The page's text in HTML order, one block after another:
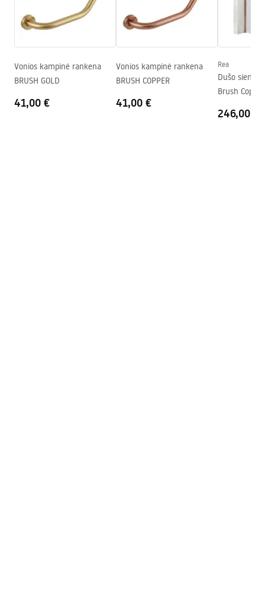
Slėgio reguliavimas
Taip
Dengimo technologija
Chrome plating
Garantija
24 mėnesių
Garantijos sąlygos
Warranty_Terms_and_Conditions_Faucets_-_5.pdf
Surinkimo instrukcija
shower_set.pdf
Vonios kampinė rankena
BRUSH GOLD
41,00 €
Vonios kampinė rankena
BRUSH COPPER
41,00 €
Rea
Dušo siena
Brush
246,00 €